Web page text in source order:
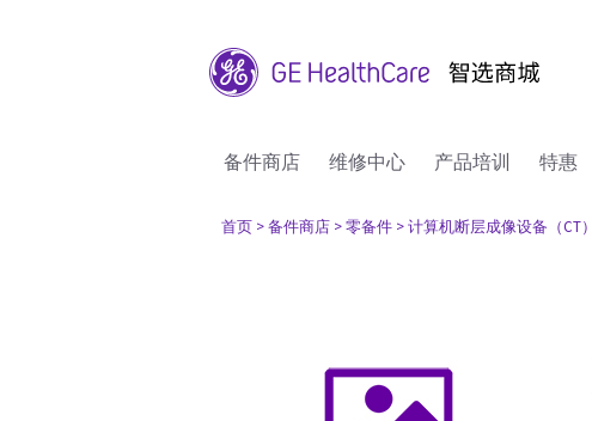
备件商店 维修中心 产品培训 特惠
首页 > 备件商店 > 零备件 > 计算机断层成像设备（CT）